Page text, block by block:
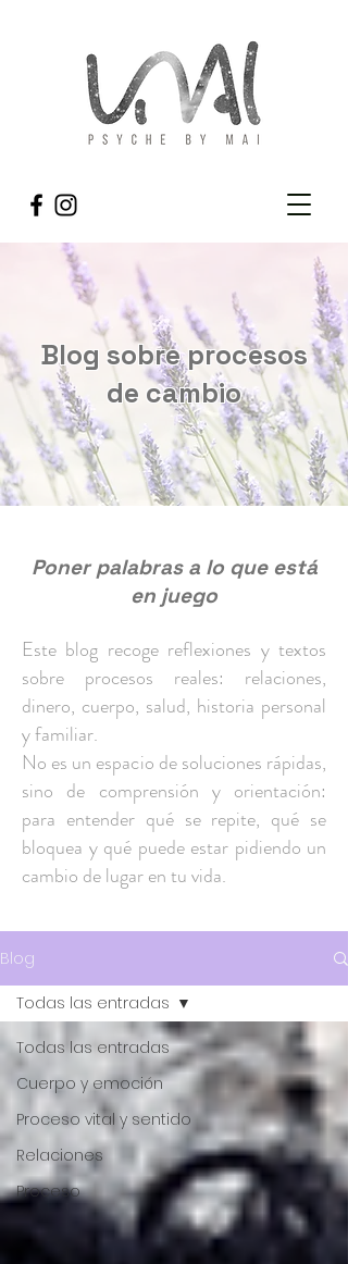
Blog sobre procesos
de cambio
Poner palabras a lo que está
en juego
Este blog recoge reflexiones y textos
sobre procesos reales: relaciones,
dinero, cuerpo, salud, historia personal
y familiar.
No es un espacio de soluciones rápidas,
sino de comprensión y orientación:
para entender qué se repite, qué se
bloquea y qué puede estar pidiendo un
cambio de lugar en tu vida.
Blog
Todas las entradas
Cuerpo y emoción
Proceso vital y sentido
Relaciones
Proceso
Todas las entradas